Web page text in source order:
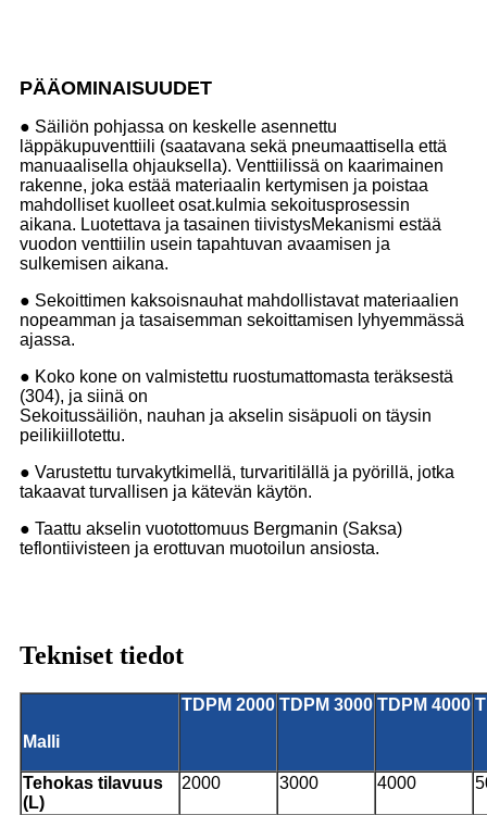
PÄÄOMINAISUUDET
● Säiliön pohjassa on keskelle asennettu
läppäkupuventtiili (saatavana sekä pneumaattisella että
manuaalisella ohjauksella). Venttiilissä on kaarimainen
rakenne, joka estää materiaalin kertymisen ja poistaa
mahdolliset kuolleet osat.kulmia sekoitusprosessin
aikana. Luotettava ja tasainen tiivistysMekanismi estää
vuodon venttiilin usein tapahtuvan avaamisen ja
sulkemisen aikana.
● Sekoittimen kaksoisnauhat mahdollistavat materiaalien
nopeamman ja tasaisemman sekoittamisen lyhyemmässä
ajassa.
● Koko kone on valmistettu ruostumattomasta teräksestä
(304), ja siinä on
Sekoitussäiliön, nauhan ja akselin sisäpuoli on täysin
peilikiillotettu.
● Varustettu turvakytkimellä, turvaritilällä ja pyörillä, jotka
takaavat turvallisen ja kätevän käytön.
● Taattu akselin vuotottomuus Bergmanin (Saksa)
teflontiivisteen ja erottuvan muotoilun ansiosta.
Tekniset tiedot
Malli
TDPM 2000 TDPM 3000 TDPM 4000
Tehokas tilavuus
(L)
2000 3000 4000